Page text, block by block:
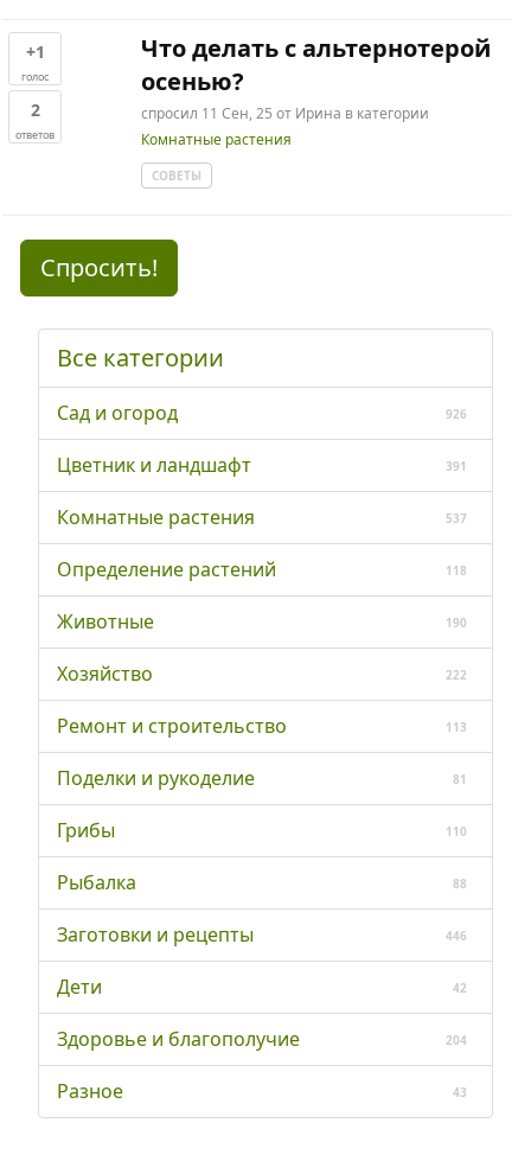
+1
голос
2
ответов
Что делать с альтернотерой
осенью?
спросил 11 Сен, 25 от Ирина в категории
Комнатные растения
СОВЕТЫ
Спросить!
Все категории
Сад и огород 926
Цветник и ландшафт 391
Комнатные растения 537
Определение растений 118
Животные 190
Хозяйство 222
Ремонт и строительство 113
Поделки и рукоделие 81
Грибы 110
Рыбалка 88
Заготовки и рецепты 446
Дети 42
Здоровье и благополучие 204
Разное 43